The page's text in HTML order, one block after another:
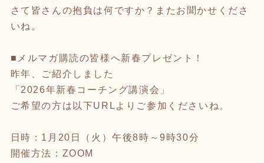
さて皆さんの抱負は何ですか？またお聞かせくださ
いね。
■メルマガ購読の皆様へ新春プレゼント！
昨年、ご紹介しました
「2026年新春コーチング講演会」
ご希望の方は以下URLよりご参加くださいね。
日時：1月20日（火）午後8時～9時30分
開催方法：ZOOM